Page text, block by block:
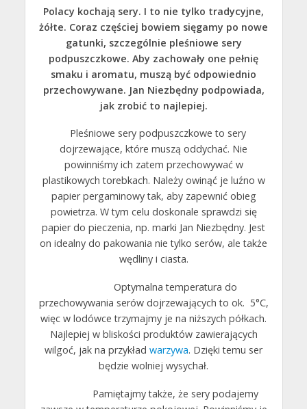
Polacy kochają sery. I to nie tylko tradycyjne,
żółte. Coraz częściej bowiem sięgamy po nowe
gatunki, szczególnie pleśniowe sery
podpuszczkowe. Aby zachowały one pełnię
smaku i aromatu, muszą być odpowiednio
przechowywane. Jan Niezbędny podpowiada,
jak zrobić to najlepiej.
Pleśniowe sery podpuszczkowe to sery
dojrzewające, które muszą oddychać. Nie
powinniśmy ich zatem przechowywać w
plastikowych torebkach. Należy owinąć je luźno w
papier pergaminowy tak, aby zapewnić obieg
powietrza. W tym celu doskonale sprawdzi się
papier do pieczenia, np. marki Jan Niezbędny. Jest
on idealny do pakowania nie tylko serów, ale także
wędliny i ciasta.
Optymalna temperatura do
przechowywania serów dojrzewających to ok. 5°C,
więc w lodówce trzymajmy je na niższych półkach.
Najlepiej w bliskości produktów zawierających
wilgoć, jak na przykład warzywa. Dzięki temu ser
będzie wolniej wysychał.
Pamiętajmy także, że sery podajemy